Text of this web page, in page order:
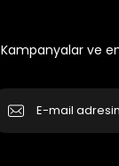
Kampanyalar ve